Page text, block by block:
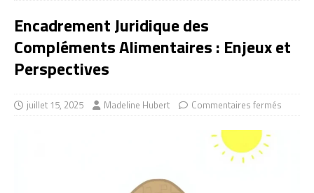
Encadrement Juridique des
Compléments Alimentaires : Enjeux et
Perspectives
juillet 15, 2025 Madeline Hubert Commentaires fermés